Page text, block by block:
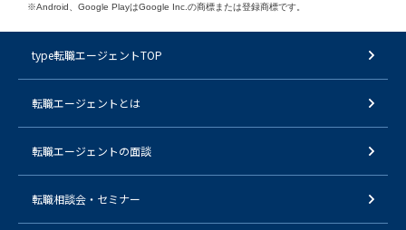
※Android、Google PlayはGoogle Inc.の商標または登録商標です。
type転職エージェントTOP
転職エージェントとは
転職エージェントの面談
転職相談会・セミナー